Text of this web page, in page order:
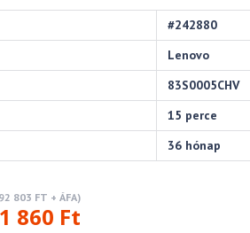
#242880
Lenovo
83S0005CHV
15 perce
36 hónap
803 FT + ÁFA)
860 Ft